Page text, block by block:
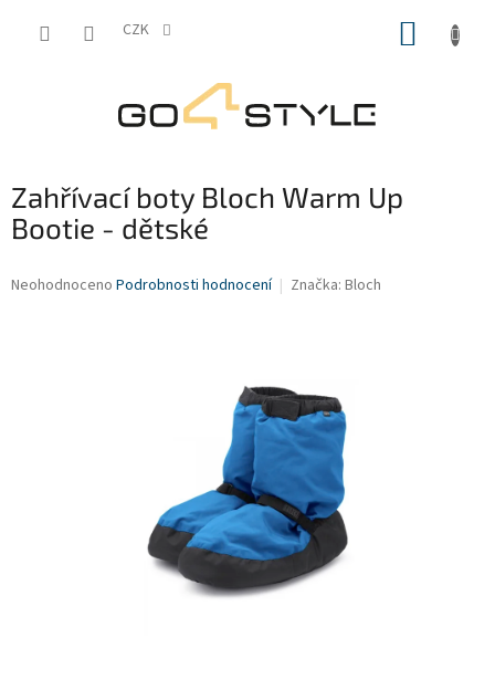
CZK
Zahřívací boty Bloch Warm Up
Bootie - dětské
Průměrné
Neohodnoceno Podrobnosti hodnocení Značka: Bloch